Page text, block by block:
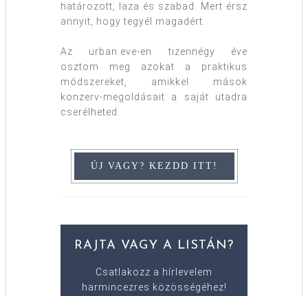
határozott, laza és szabad. Mert érsz
annyit, hogy tegyél magadért.
Az urban:eve-en tizennégy éve
osztom meg azokat a praktikus
módszereket, amikkel mások
konzerv-megoldásait a saját utadra
cserélheted.
RAJTA VAGY A LISTÁN?
Csatlakozz a hírlevelem
harmincezres közösségéhez!